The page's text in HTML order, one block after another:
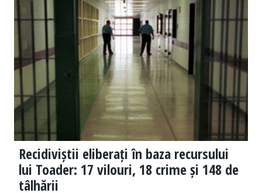
Recidiviștii eliberați în baza recursului
lui Toader: 17 vilouri, 18 crime și 148 de
tâlhării